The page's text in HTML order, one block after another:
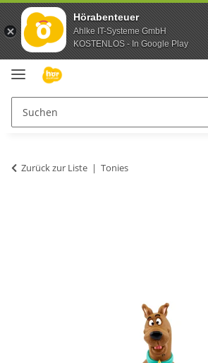
Hörabenteuer
Ahlke IT-Systeme GmbH
KOSTENLOS - In Google Play
Zurück zur Liste Tonies